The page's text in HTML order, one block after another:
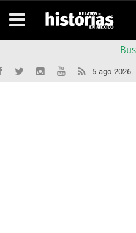
5-ago-2026.